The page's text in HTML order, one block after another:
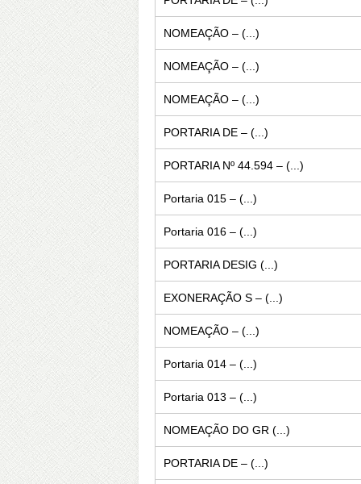
NOMEAÇÃO – (...)
NOMEAÇÃO – (...)
NOMEAÇÃO – (...)
PORTARIA DE – (...)
PORTARIA Nº 44.594 – (...)
Portaria 015 – (...)
Portaria 016 – (...)
PORTARIA DESIG (...)
EXONERAÇÃO S – (...)
NOMEAÇÃO – (...)
Portaria 014 – (...)
Portaria 013 – (...)
NOMEAÇÃO DO GR (...)
PORTARIA DE – (...)